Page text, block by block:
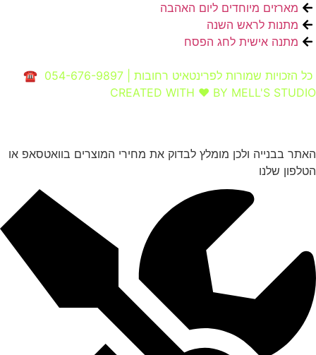
מארזים מיוחדים ליום האהבה
מתנות לראש השנה
מתנה אישית לחג הפסח
כל הזכויות שמורות לפרינטאיט רחובות | 054-676-9897 ☎
CREATED WITH ❤ BY MELL'S STUDIO​
האתר בבנייה ולכן מומלץ לבדוק את מחירי המוצרים בוואטסאפ או
הטלפון שלנו